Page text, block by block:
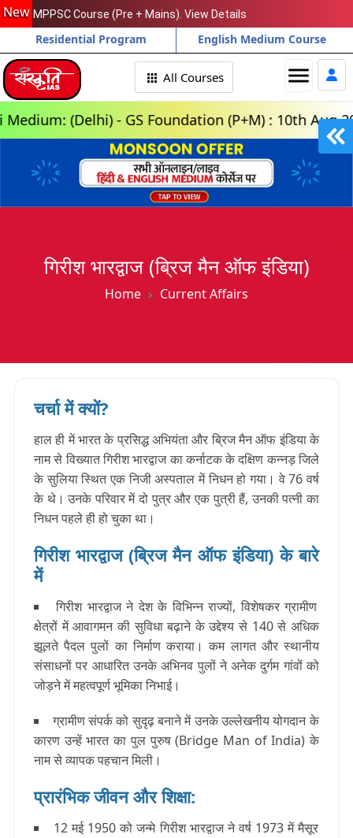
New MPPSC Course (Pre + Mains). View Details
Residential Program English Medium Course
menu
All Courses
(Delhi) - GS Foundation (P+M) : 10th Aug 2026,
गिरीश भारद्वाज (ब्रिज मैन ऑफ इंडिया)
Home Current Affairs
चर्चा में क्यों?
हाल ही में भारत के प्रसिद्ध अभियंता और ब्रिज मैन ऑफ इंडिया के
नाम से विख्यात गिरीश भारद्वाज का कर्नाटक के दक्षिण कन्नड़ जिले
के सुलिया स्थित एक निजी अस्पताल में निधन हो गया। वे 76 वर्ष
के थे। उनके परिवार में दो पुत्र और एक पुत्री हैं, उनकी पत्नी का
निधन पहले ही हो चुका था।
गिरीश भारद्वाज (ब्रिज मैन ऑफ इंडिया) के बारे
में
गिरीश भारद्वाज ने देश के विभिन्न राज्यों, विशेषकर ग्रामीण
क्षेत्रों में आवागमन की सुविधा बढ़ाने के उद्देश्य से 140 से अधिक
झूलते पैदल पुलों का निर्माण कराया। कम लागत और स्थानीय
संसाधनों पर आधारित उनके अभिनव पुलों ने अनेक दुर्गम गांवों को
जोड़ने में महत्वपूर्ण भूमिका निभाई।
ग्रामीण संपर्क को सुदृढ़ बनाने में उनके उल्लेखनीय योगदान के
कारण उन्हेंभारत का पुल पुरुष (Bridge Man of India) के
नाम से व्यापक पहचान मिली।
प्रारंभिक जीवन और शिक्षा:
12 मई 1950 को जन्मे गिरीश भारद्वाज ने वर्ष 1973 में मैसूर